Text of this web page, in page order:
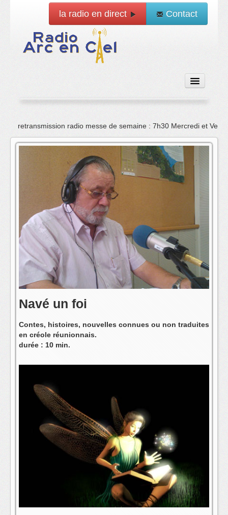
la radio en direct Contact
Accueil
Emissions
La radio
L'équipe
retransmission radio messe de semaine : 7h30 Mercredi et
Navé un foi
Contes, histoires, nouvelles connues ou non traduites
en créole réunionnais.
durée : 10 min.